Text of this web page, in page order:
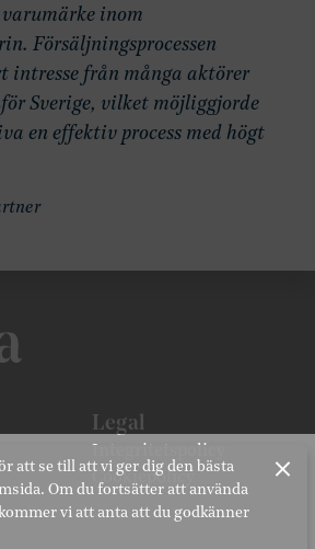
att se till att vi ger dig den bästa
Om du fortsätter att använda
vi att anta att du godkänner
inom
Försäljningsprocessen
intresse från många aktörer
Sverige, vilket möjliggjorde
en effektiv process med högt
Legal
Cookiepolicy